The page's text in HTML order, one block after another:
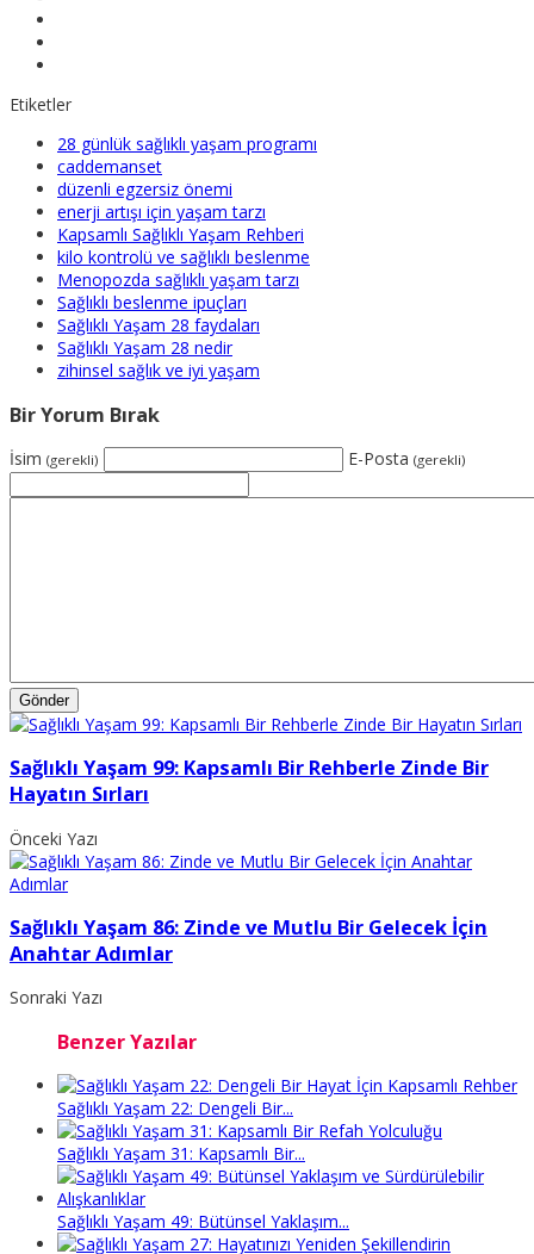
Etiketler
28 günlük sağlıklı yaşam programı
caddemanset
düzenli egzersiz önemi
enerji artışı için yaşam tarzı
Kapsamlı Sağlıklı Yaşam Rehberi
kilo kontrolü ve sağlıklı beslenme
Menopozda sağlıklı yaşam tarzı
Sağlıklı beslenme ipuçları
Sağlıklı Yaşam 28 faydaları
Sağlıklı Yaşam 28 nedir
zihinsel sağlık ve iyi yaşam
Bir Yorum Bırak
İsim (gerekli) E-Posta (gerekli)
Sağlıklı Yaşam 99: Kapsamlı Bir Rehberle Zinde Bir
Hayatın Sırları
Önceki Yazı
Sağlıklı Yaşam 86: Zinde ve Mutlu Bir Gelecek İçin
Anahtar Adımlar
Sonraki Yazı
Benzer Yazılar
Sağlıklı Yaşam 22: Dengeli Bir...
Sağlıklı Yaşam 31: Kapsamlı Bir...
Sağlıklı Yaşam 49: Bütünsel Yaklaşım...